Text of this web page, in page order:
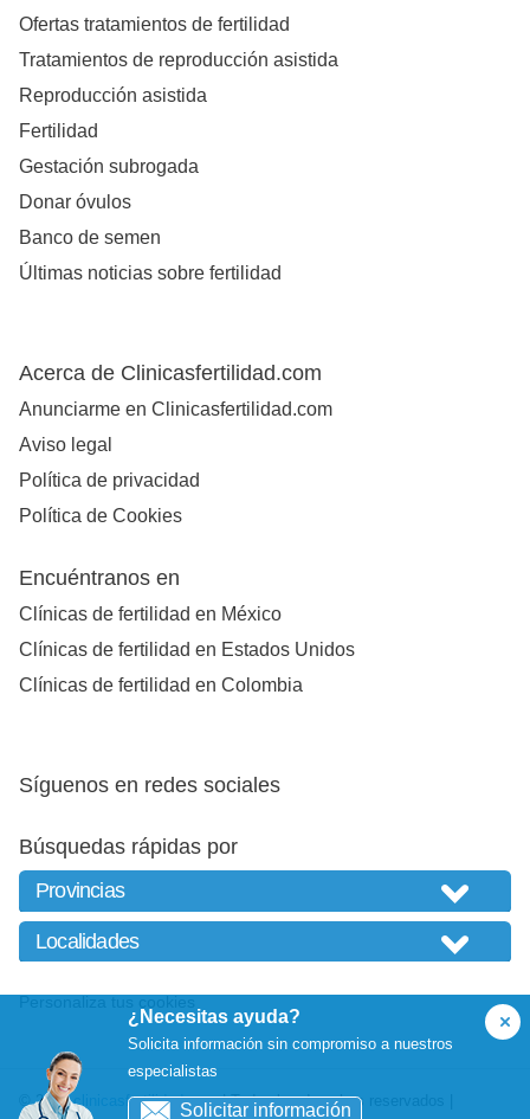
¿Necesitas ayuda?
Solicita información sin compromiso a nuestros
especialistas
Solicitar información
Ofertas tratamientos de fertilidad
Tratamientos de reproducción asistida
Reproducción asistida
Fertilidad
Gestación subrogada
Donar óvulos
Banco de semen
Últimas noticias sobre fertilidad
Acerca de Clinicasfertilidad.com
Anunciarme en Clinicasfertilidad.com
Aviso legal
Política de privacidad
Política de Cookies
Encuéntranos en
Clínicas de fertilidad en México
Clínicas de fertilidad en Estados Unidos
Clínicas de fertilidad en Colombia
Síguenos en redes sociales
Búsquedas rápidas por
© 2026clinicasfertilidad.com| Todos los derechos reservados |